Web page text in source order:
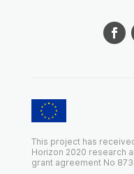
This project has
Horizon 2020 research
grant agreement No